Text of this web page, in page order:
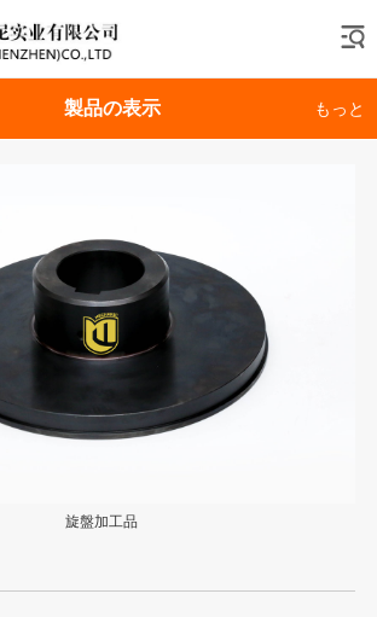
もっと
製品の表示
旋盤加工品